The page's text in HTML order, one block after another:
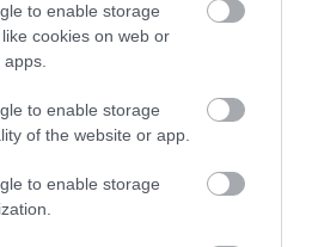
to enable storage
cookies on web or
to enable storage
of the website or app.
to enable storage
χαμόγελα, θα
και θα
καλοσύνης στα παιδιά
τους. Στην Disney
ότι η ενθάρρυνση
από τις περιπέτειες